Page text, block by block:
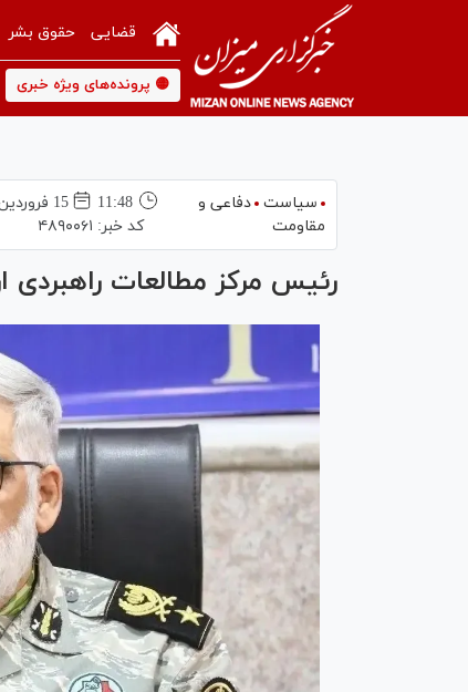
قضایی حقوق بشر
🟡 پرونده‌های ویژه خبری
سیاست دفاعی و
مقاومت
11:48
15 فروردين 1405
کد خبر: ۴۸۹۰۰۶۱
رئیس مرکز مطالعات راهبردی